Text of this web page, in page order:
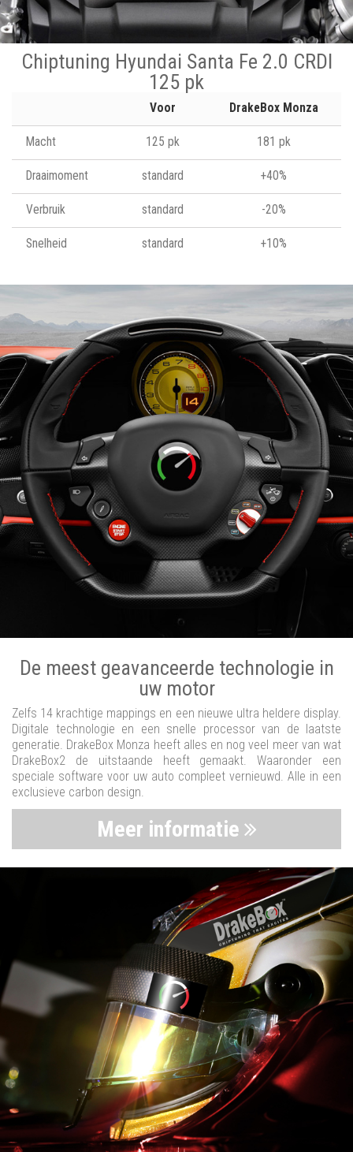
Chiptuning Hyundai Santa Fe 2.0 CRDI
125 pk
Voor DrakeBox Monza
Macht 125 pk 181 pk
Draaimoment standard +40%
Verbruik standard -20%
Snelheid standard +10%
De meest geavanceerde technologie in
uw motor
Zelfs 14 krachtige mappings en een nieuwe ultra heldere display.
Digitale technologie en een snelle processor van de laatste
generatie. DrakeBox Monza heeft alles en nog veel meer van wat
DrakeBox2 de uitstaande heeft gemaakt. Waaronder een
speciale software voor uw auto compleet vernieuwd. Alle in een
exclusieve carbon design.
Meer informatie